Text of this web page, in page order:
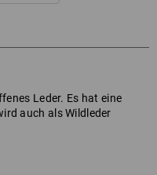
Leder. Es hat eine
auch als Wildleder